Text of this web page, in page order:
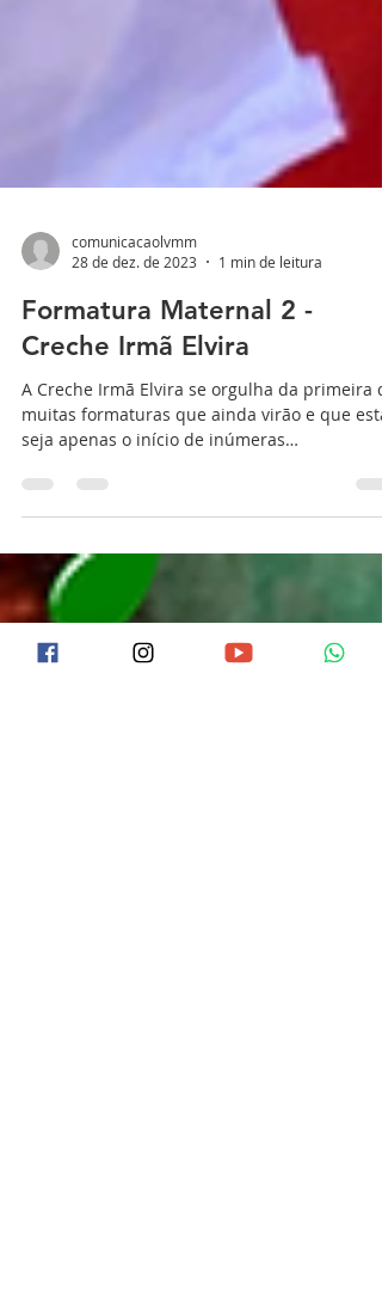
comunicacaolvmm
28 de dez. de 2023
1 min de leitura
Formatura Maternal 2 -
Creche Irmã Elvira
muitas formaturas que ainda virão e que esta
seja apenas o início de inúmeras
descobertas....